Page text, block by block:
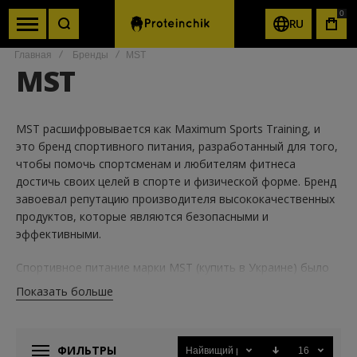
RU
0
Главная Бренды MST
MST
MST расшифровывается как Maximum Sports Training, и
это бренд спортивного питания, разработанный для того,
чтобы помочь спортсменам и любителям фитнеса
достичь своих целей в спорте и физической форме. Бренд
завоевал репутацию производителя высококачественных
продуктов, которые являются безопасными и
эффективными.
Спортивное питание марки MST (купить в Украине) было
основано командой экспертов в области спортивного
питания, которые страстно желали помочь людям
уделяет созданию продуктов, которые имеют научную
Показать больше
ФИЛЬТРЫ Найвищий рейтинг 16